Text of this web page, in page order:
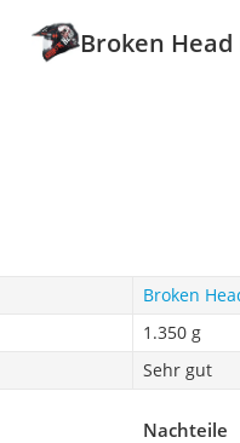
Broken
Broken
1.350 g
Sehr gut
Nachteile